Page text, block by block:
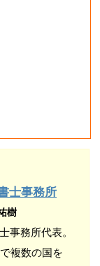
士事務所
樹
事務所代表。
複数の国を